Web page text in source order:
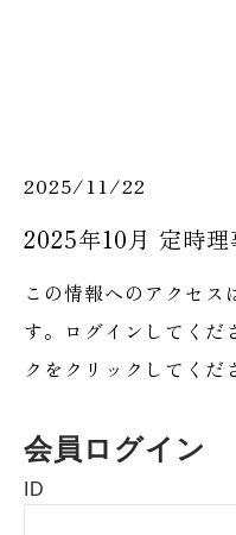
2025/11/22
2025年10月 定時
この情報へのアクセス
す。ログインしてくだ
クをクリックしてくだ
会員ログイン
ID